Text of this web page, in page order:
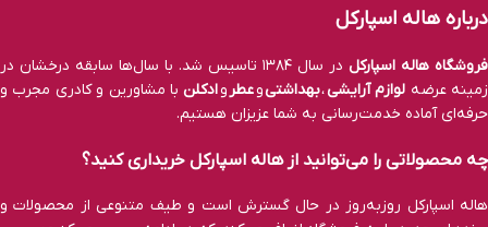
درباره هاله اسپارکل
فروشگاه هاله اسپارکل
در سال ۱۳۸۴ تاسیس شد. با سال‌ها سابقه درخشان در
زمینه عرضه لوازم آرایشی،بهداشتیوعطر وادکلن با مشاورین و کادری مجرب و
حرفه‌ای آماده خدمت‌رسانی به شما عزیزان هستیم.
چه محصولاتی را می‌توانید از هاله اسپارکل خریداری کنید؟
هاله اسپارکل روزبه‌روز در حال گسترش است و طیف متنوعی از محصولات و